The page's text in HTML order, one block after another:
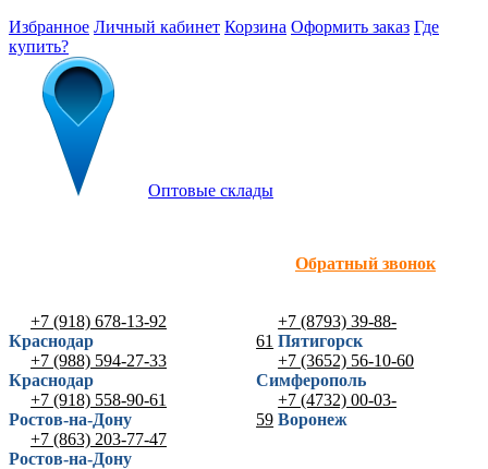
Избранное Личный кабинет Корзина Оформить заказ Где
купить?
Оптовые склады
Обратный звонок
+7 (918) 678-13-92
Краснодар
+7 (988) 594-27-33
Краснодар
+7 (918) 558-90-61
Ростов-на-Дону
+7 (863) 203-77-47
Ростов-на-Дону
+7 (8793) 39-88-
61 Пятигорск
+7 (3652) 56-10-60
Симферополь
+7 (4732) 00-03-
59 Воронеж